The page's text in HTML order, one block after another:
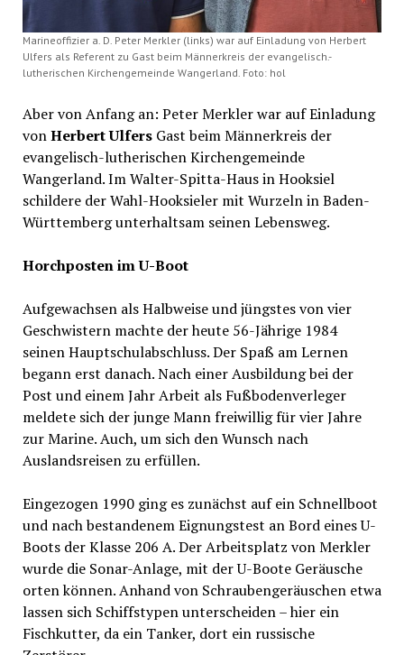
Marineoffizier a. D. Peter Merkler (links) war auf Einladung von Herbert
Ulfers als Referent zu Gast beim Männerkreis der evangelisch.-
lutherischen Kirchengemeinde Wangerland. Foto: hol
Aber von Anfang an: Peter Merkler war auf Einladung
vonHerbert UlfersGast beim Männerkreis der
evangelisch-lutherischen Kirchengemeinde
Wangerland. Im Walter-Spitta-Haus in Hooksiel
schildere der Wahl-Hooksieler mit Wurzeln in Baden-
Württemberg unterhaltsam seinen Lebensweg.
Horchposten im U-Boot
Aufgewachsen als Halbweise und jüngstes von vier
Geschwistern machte der heute 56-Jährige 1984
seinen Hauptschulabschluss. Der Spaß am Lernen
begann erst danach. Nach einer Ausbildung bei der
Post und einem Jahr Arbeit als Fußbodenverleger
meldete sich der junge Mann freiwillig für vier Jahre
zur Marine. Auch, um sich den Wunsch nach
Auslandsreisen zu erfüllen.
Eingezogen 1990 ging es zunächst auf ein Schnellboot
und nach bestandenem Eignungstest an Bord eines U-
Boots der Klasse 206 A. Der Arbeitsplatz von Merkler
wurde die Sonar-Anlage, mit der U-Boote Geräusche
orten können. Anhand von Schraubengeräuschen etwa
lassen sich Schiffstypen unterscheiden – hier ein
Fischkutter, da ein Tanker, dort ein russische